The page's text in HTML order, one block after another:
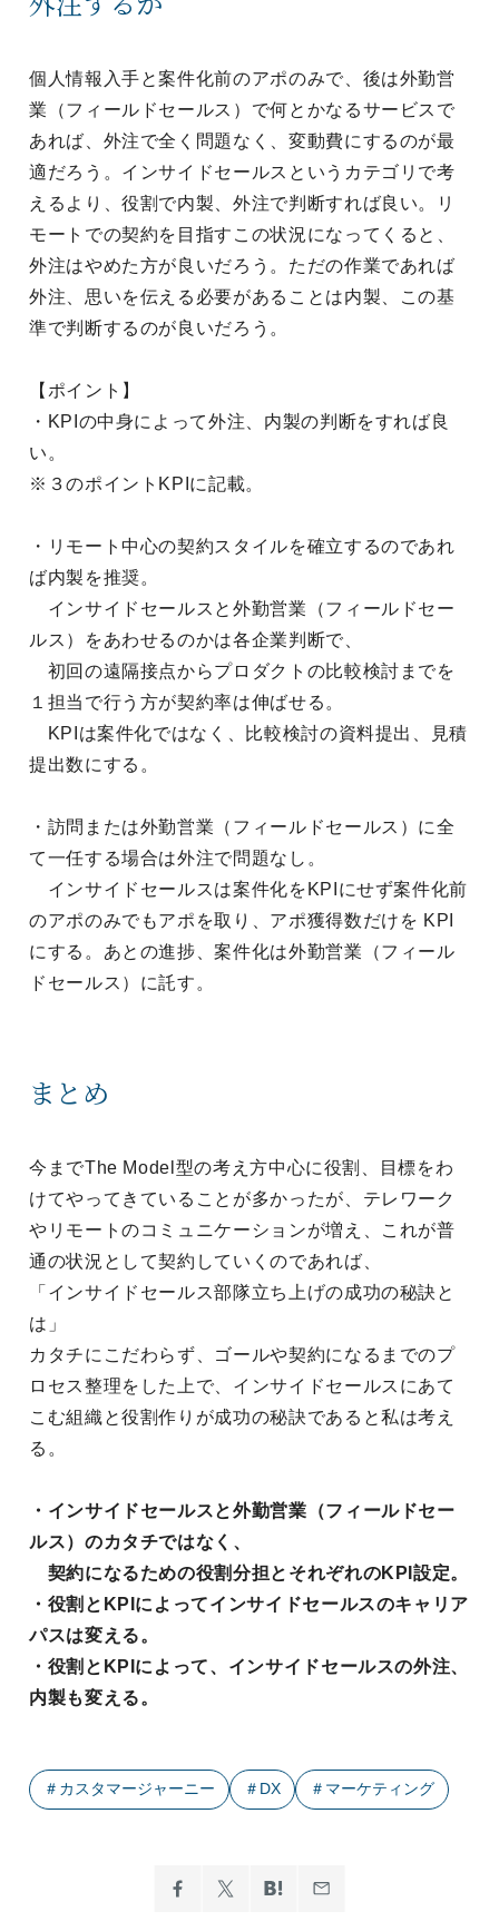
個人情報入手と案件化前のアポのみで、後は外勤営
業（フィールドセールス）で何とかなるサービスで
あれば、外注で全く問題なく、変動費にするのが最
適だろう。インサイドセールスというカテゴリで考
えるより、役割で内製、外注で判断すれば良い。リ
モートでの契約を目指すこの状況になってくると、
外注はやめた方が良いだろう。ただの作業であれば
外注、思いを伝える必要があることは内製、この基
準で判断するのが良いだろう。
【ポイント】
・KPIの中身によって外注、内製の判断をすれば良
い。
※３のポイントKPIに記載。
・リモート中心の契約スタイルを確立するのであれ
ば内製を推奨。
インサイドセールスと外勤営業（フィールドセー
ルス）をあわせるのかは各企業判断で、
初回の遠隔接点からプロダクトの比較検討までを
１担当で行う方が契約率は伸ばせる。
KPIは案件化ではなく、比較検討の資料提出、見積
提出数にする。
・訪問または外勤営業（フィールドセールス）に全
て一任する場合は外注で問題なし。
インサイドセールスは案件化をKPIにせず案件化前
のアポのみでもアポを取り、アポ獲得数だけを KPI
にする。あとの進捗、案件化は外勤営業（フィール
ドセールス）に託す。
まとめ
今までThe Model型の考え方中心に役割、目標をわ
けてやってきていることが多かったが、テレワーク
やリモートのコミュニケーションが増え、これが普
通の状況として契約していくのであれば、
「インサイドセールス部隊立ち上げの成功の秘訣と
は」
カタチにこだわらず、ゴールや契約になるまでのプ
ロセス整理をした上で、インサイドセールスにあて
こむ組織と役割作りが成功の秘訣であると私は考え
る。
・インサイドセールスと外勤営業（フィールドセー
ルス）のカタチではなく、
契約になるための役割分担とそれぞれのKPI設定。
・役割とKPIによってインサイドセールスのキャリア
パスは変える。
・役割とKPIによって、インサイドセールスの外注、
内製も変える。
＃ カスタマージャーニー ＃ DX ＃ マーケティング